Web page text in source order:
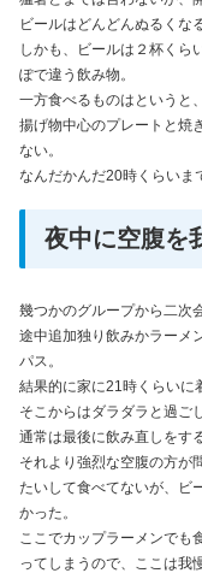
ビールはどんどんぬるくなる
しかも、ビールは２杯くら
ぽで違う飲み物。
一方食べるものはというと
揚げ物中心のプレートと焼
ない。
なんだかんだ20時くらいま
夜中に空腹を
幾つかのグループから二次
途中追加独り飲みかラーメ
パス。
結果的に家に21時くらいに
そこからはダラダラと過ご
通常は最後に飲み直しをす
それより強烈な空腹の方が
たいして食べてないが、ビ
かった。
ここでカップラーメンでも
ってしまうので、ここは我慢